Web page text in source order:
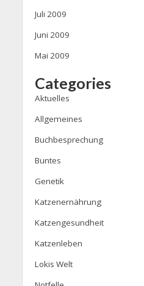
Juli 2009
Juni 2009
Mai 2009
Categories
Aktuelles
Allgemeines
Buchbesprechung
Buntes
Genetik
Katzenernährung
Katzengesundheit
Katzenleben
Lokis Welt